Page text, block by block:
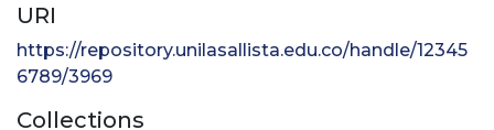
URI
https://repository.unilasallista.edu.co/handle/12345
6789/3969
Collections